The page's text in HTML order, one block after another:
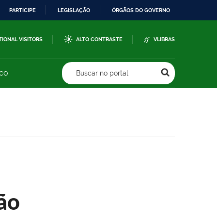
PARTICIPE LEGISLAÇÃO ÓRGÃOS DO GOVERNO
VISITORS ALTO CONTRASTE VLIBRAS
Buscar no portal